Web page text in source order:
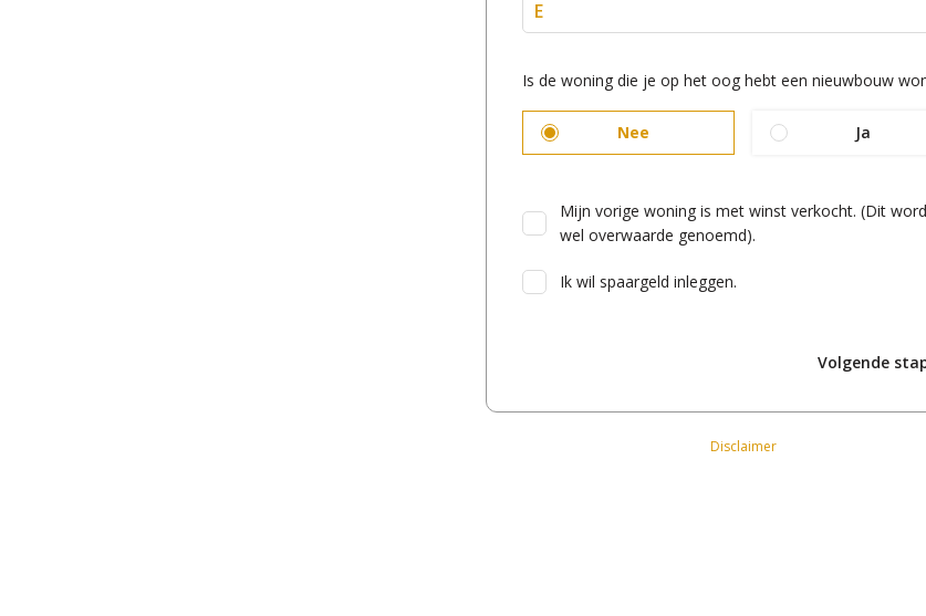
E
Is de woning die je op het oog hebt een nieuwbouw
Nee Ja
Mijn vorige woning is met winst verkocht. (Dit
wel overwaarde genoemd).
Ik wil spaargeld inleggen.
Volgende
Disclaimer